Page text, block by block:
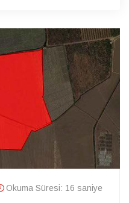
Okuma Süresi: 16 saniye